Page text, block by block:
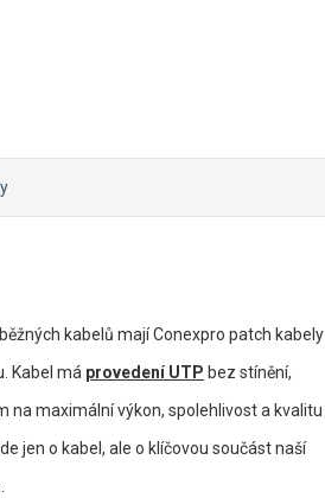
kabelů mají Conexpro patch kabely
Kabel má provedení UTP bez stínění,
na maximální výkon, spolehlivost a kvalitu
jen o kabel, ale o klíčovou součást naší